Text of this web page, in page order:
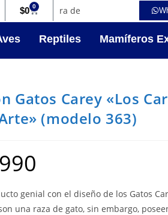
$0 0
Reptiles Mamíferos
Gatos Carey «Los
(modelo 363)
genial con el diseño de los Gatos
una raza de gato, sin embargo,